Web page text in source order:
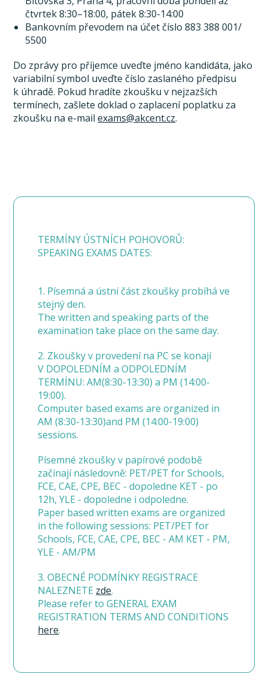
čtvrtek 8:30–18:00, pátek 8:30-14:00
Bankovním převodem na účet číslo 883 388 001/
5500
Do zprávy pro příjemce uveďte jméno kandidáta, jako
variabilní symbol uveďte číslo zaslaného předpisu
k úhradě. Pokud hradíte zkoušku v nejzazších
termínech, zašlete doklad o zaplacení poplatku za
zkoušku na e-mailexams@akcent.cz.
TERMÍNY ÚSTNÍCH POHOVORŮ:
SPEAKING EXAMS DATES:
1. Písemná a ústní část zkoušky probíhá ve
stejný den.
The written and speaking parts of the
examination take place on the same day.
2. Zkoušky v provedení na PC se konají
V DOPOLEDNÍM a ODPOLEDNÍM
TERMÍNU: AM(8:30-13:30) a PM (14:00-
19:00).
Computer based exams are organized in
AM (8:30-13:30)and PM (14:00-19:00)
sessions.
Písemné zkoušky v papírové podobě
začínají následovně: PET/PET for Schools,
FCE, CAE, CPE, BEC - dopoledne KET - po
12h, YLE - dopoledne i odpoledne.
Paper based written exams are organized
in the following sessions: PET/PET for
Schools, FCE, CAE, CPE, BEC - AM KET - PM,
YLE - AM/PM
3. OBECNÉ PODMÍNKY REGISTRACE
NALEZNETE zde.
Please refer to GENERAL EXAM
REGISTRATION TERMS AND CONDITIONS
here.